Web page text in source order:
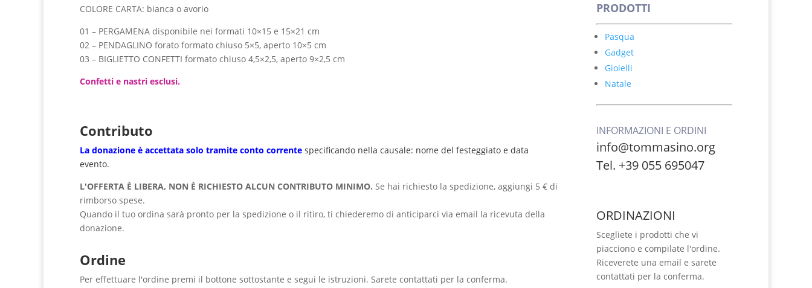
COLORE CARTA: bianca o avorio
01 – PERGAMENA disponibile nei formati 10×15 e 15×21 cm
02 – PENDAGLINO forato formato chiuso 5×5, aperto 10×5 cm
03 – BIGLIETTO CONFETTI formato chiuso 4,5×2,5, aperto 9×2,5 cm
Confetti e nastri esclusi.
Contributo
La donazione è accettata solo tramite conto corrente specificando nella causale: nome del festeggiato e data
evento.
L'OFFERTA È LIBERA, NON È RICHIESTO ALCUN CONTRIBUTO MINIMO. Se hai richiesto la spedizione, aggiungi 5 € di
rimborso spese.
Quando il tuo ordina sarà pronto per la spedizione o il ritiro, ti chiederemo di anticiparci via email la ricevuta della
donazione.
Ordine
Per effettuare l'ordine premi il bottone sottostante e segui le istruzioni. Sarete contattati per la conferma.
PRODOTTI
Pasqua
Gadget
Gioielli
Natale
INFORMAZIONI E ORDINI
info@tommasino.org
Tel. +39 055 695047
ORDINAZIONI
Scegliete i prodotti che vi
piacciono e compilate l'ordine.
Riceverete una email e sarete
contattati per la conferma.